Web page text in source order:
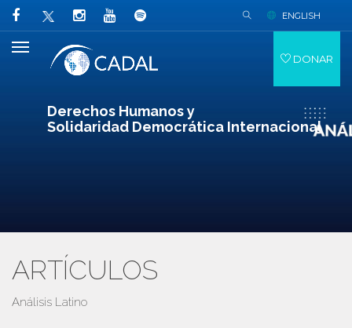
Derechos Humanos y
Solidaridad Democrática Internacional
ENGLISH
DONAR
ARTÍCULOS
Análisis Latino